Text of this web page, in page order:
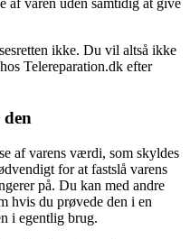
af varen uden samtidig at give
ikke. Du vil altså ikke
Telereparation.dk efter
af varens værdi, som skyldes
for at fastslå varens
på. Du kan med andre
hvis du prøvede den i en
i egentlig brug.